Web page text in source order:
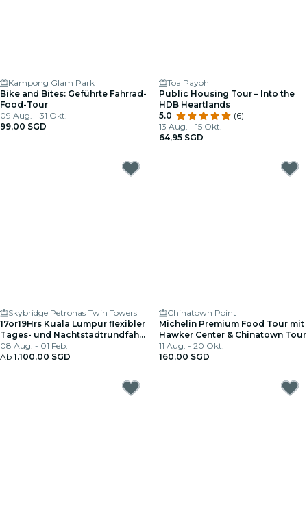
Kampong Glam Park
Bike and Bites: Geführte Fahrrad-
Food-Tour
09 Aug. - 31 Okt.
99,00 SGD
Toa Payoh
Public Housing Tour – Into the
HDB Heartlands
5.0
(6)
13 Aug. - 15 Okt.
64,95 SGD
Skybridge Petronas Twin Towers
17or19Hrs Kuala Lumpur flexibler
Tages- und Nachtstadtrundfahrt
von Singapur mit Tourguide
08 Aug. - 01 Feb.
Ab 1.100,00 SGD
Chinatown Point
Michelin Premium Food Tour mit
Hawker Center & Chinatown Tour
11 Aug. - 20 Okt.
160,00 SGD